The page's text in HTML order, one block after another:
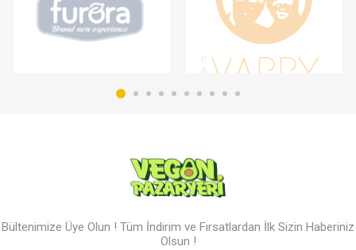
Bültenimize Üye Olun ! Tüm İndirim ve Fırsatlardan İlk Sizin Haberiniz
Olsun !